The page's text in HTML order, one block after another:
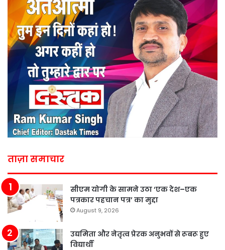
ताज़ा समाचार
सीएम योगी के सामने उठा ‘एक देश–एक
पत्रकार पहचान पत्र’ का मुद्दा
August 9, 2026
उद्यमिता और नेतृत्व प्रेरक अनुभवों से रूबरू हुए
विद्यार्थी